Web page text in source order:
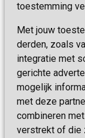
toestemming
Met jouw
derden, zoals
integratie met
gerichte
mogelijk
met deze
combineren
verstrekt of die
Blijf op de
nieuwtjes met